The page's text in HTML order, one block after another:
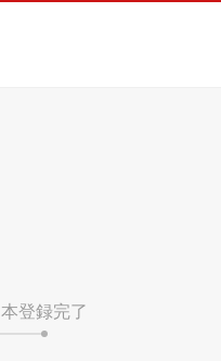
本登録完了